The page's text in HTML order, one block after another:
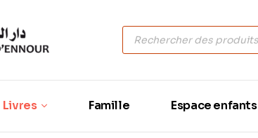
Livres Famille Espace enfants